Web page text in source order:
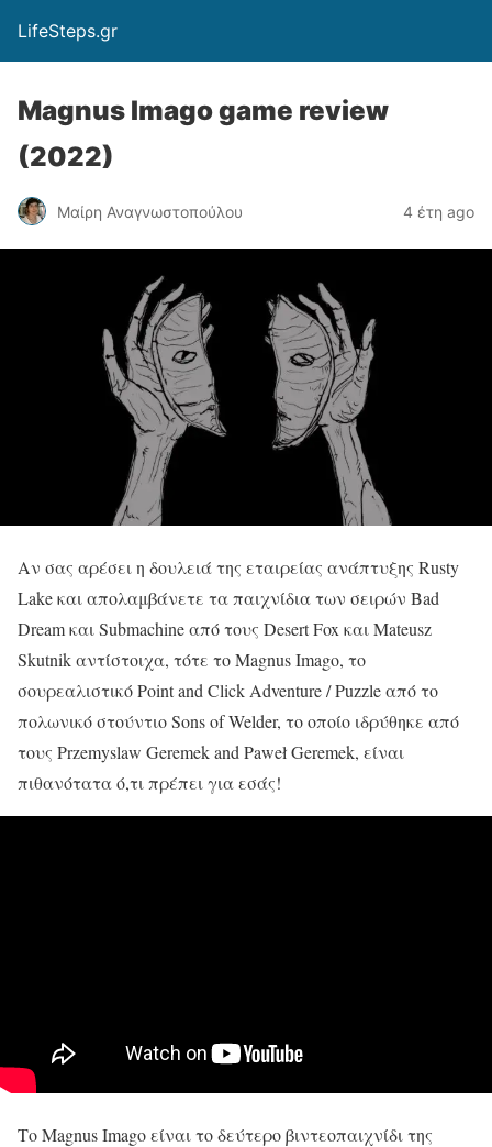
LifeSteps.gr
Magnus Imago game review
(2022)
Μαίρη Αναγνωστοπούλου 4 έτη ago
Αν σας αρέσει η δουλειά της εταιρείας ανάπτυξης Rusty
Lake και απολαμβάνετε τα παιχνίδια των σειρών Bad
Dream και Submachine από τους Desert Fox και Mateusz
Skutnik αντίστοιχα, τότε το Magnus Imago, το
σουρεαλιστικό Point and Click Adventure / Puzzle από το
πολωνικό στούντιο Sons of Welder, το οποίο ιδρύθηκε από
τους Przemyslaw Geremek and Paweł Geremek, είναι
πιθανότατα ό,τι πρέπει για εσάς!
Το Magnus Imago είναι το δεύτερο βιντεοπαιχνίδι της